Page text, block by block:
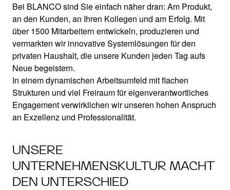
BE PART OF OUR
UNIT
BLANCO als Arbeitgeber
Bei BLANCO sind Sie einfach näher dran: Am Produkt,
an den Kunden, an Ihren Kollegen und am Erfolg. Mit
über 1500 Mitarbeitern entwickeln, produzieren und
vermarkten wir innovative Systemlösungen für den
privaten Haushalt, die unsere Kunden jeden Tag aufs
Neue begeistern.
In einem dynamischen Arbeitsumfeld mit flachen
Strukturen und viel Freiraum für eigenverantwortliches
Engagement verwirklichen wir unseren hohen Anspruch
an Exzellenz und Professionalität.
UNSERE
UNTERNEHMENSKULTUR MACHT
DEN UNTERSCHIED